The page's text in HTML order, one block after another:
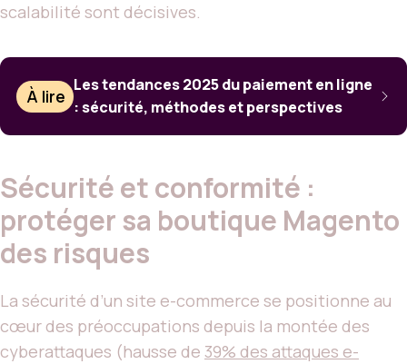
scalabilité sont décisives.
À lire
Les tendances 2025 du paiement en ligne
: sécurité, méthodes et perspectives
Sécurité et conformité :
protéger sa boutique Magento
des risques
La sécurité d’un site e-commerce se positionne au
cœur des préoccupations depuis la montée des
cyberattaques (hausse de 39% des attaques e-